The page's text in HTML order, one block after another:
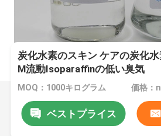
炭化水素のスキン ケアの炭化
M流動Isoparaffinの低い臭気
MOQ：1000キログラム 価格：
ベストプライス